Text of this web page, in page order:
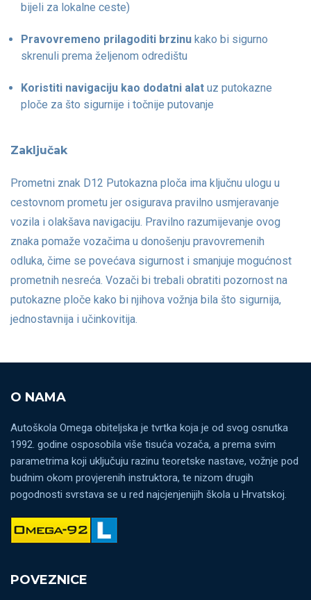
bijeli za lokalne ceste)
Pravovremeno prilagoditi brzinu kako bi sigurno
skrenuli prema željenom odredištu
Koristiti navigaciju kao dodatni alat uz putokazne
ploče za što sigurnije i točnije putovanje
Zaključak
Prometni znak D12 Putokazna ploča ima ključnu ulogu u
cestovnom prometu jer osigurava pravilno usmjeravanje
vozila i olakšava navigaciju. Pravilno razumijevanje ovog
znaka pomaže vozačima u donošenju pravovremenih
odluka, čime se povećava sigurnost i smanjuje mogućnost
prometnih nesreća. Vozači bi trebali obratiti pozornost na
putokazne ploče kako bi njihova vožnja bila što sigurnija,
jednostavnija i učinkovitija.
O NAMA
Autoškola Omega obiteljska je tvrtka koja je od svog osnutka
1992. godine osposobila više tisuća vozača, a prema svim
parametrima koji uključuju razinu teoretske nastave, vožnje pod
budnim okom provjerenih instruktora, te nizom drugih
pogodnosti svrstava se u red najcjenjenijih škola u Hrvatskoj.
POVEZNICE